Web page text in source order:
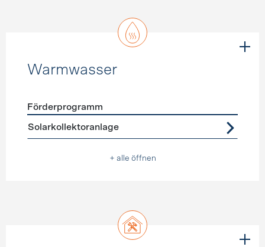
Warmwasser
Förderprogramme
Förderprogramm
Solarkollektoranlage
+ alle öffnen